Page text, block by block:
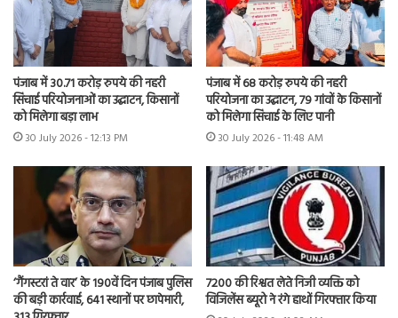
पंजाब में 30.71 करोड़ रुपये की नहरी
सिंचाई परियोजनाओं का उद्घाटन, किसानों
को मिलेगा बड़ा लाभ
30 July 2026 - 12:13 PM
पंजाब में 68 करोड़ रुपये की नहरी
परियोजना का उद्घाटन, 79 गांवों के किसानों
को मिलेगा सिंचाई के लिए पानी
30 July 2026 - 11:48 AM
‘गैंगस्टरां ते वार’ के 190वें दिन पंजाब पुलिस
की बड़ी कार्रवाई, 641 स्थानों पर छापेमारी,
7200 की रिश्वत लेते निजी व्यक्ति को
विजिलेंस ब्यूरो ने रंगे हाथों गिरफ्तार किया